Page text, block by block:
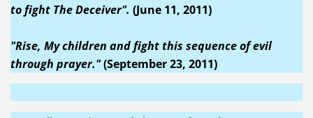
to fight The Deceiver". (June 11, 2011)
"Rise, My children and fight this sequence of evil
through prayer."(September 23, 2011)